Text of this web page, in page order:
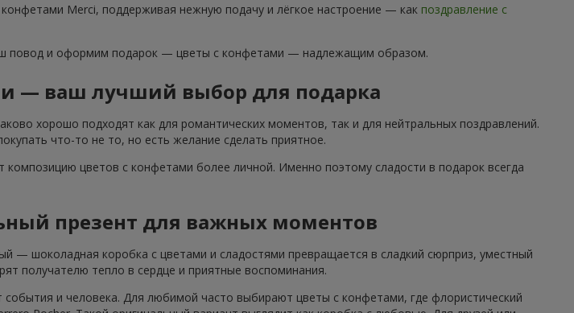
Merci, поддерживая нежную подачу и лёгкое настроение — как поздравление с
повод и оформим подарок — цветы с конфетами — надлежащим образом.
— ваш лучший выбор для подарка
хорошо подходят как для романтических моментов, так и для нейтральных поздравлений.
что-то не то, но есть желание сделать приятное.
цветов с конфетами более личной. Именно поэтому сладости в подарок всегда
презент для важных моментов
шоколадная коробка с цветами и сладостями превращается в сладкий сюрприз, уместный
получателю тепло в сердце и приятные воспоминания.
и человека. Для любимой часто выбирают цветы с конфетами, где флористический